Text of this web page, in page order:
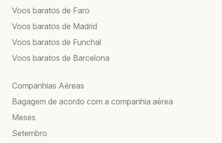
Voos baratos de Faro
Voos baratos de Madrid
Voos baratos de Funchal
Voos baratos de Barcelona
Companhias Aéreas
Bagagem de acordo com a companhia aérea
Meses
Setembro